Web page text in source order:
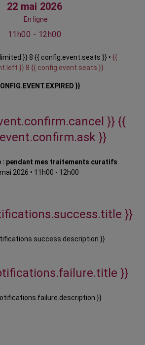
22 mai 2026
En ligne
11h00 - 12h00
}} 8 {{ config.event.seats }} • {{
}} 8 {{ config.event.seats }}
}}
}} {{
}}
: pendant mes traitements curatifs
2026 • 11h00 - 12h00
}}
}}
}}
}}